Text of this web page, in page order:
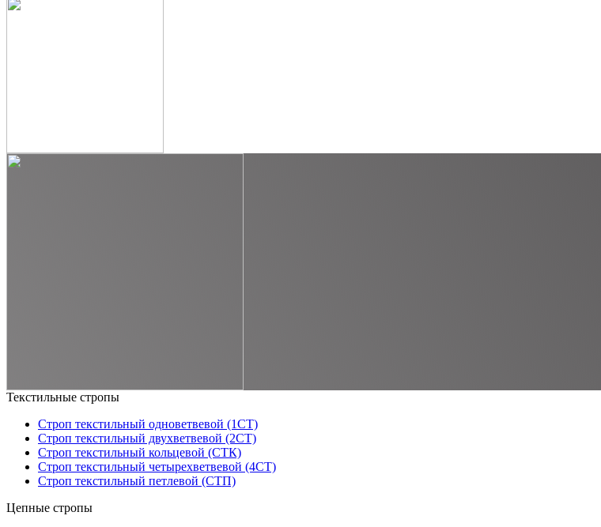
Текстильные стропы
Строп текстильный одноветвевой (1СТ)
Строп текстильный двухветвевой (2СТ)
Строп текстильный кольцевой (СТК)
Строп текстильный четырехветвевой (4СТ)
Строп текстильный петлевой (СТП)
Цепные стропы